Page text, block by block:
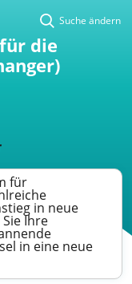
Suche ändern
die
für
in neue
Ihre
in eine neue